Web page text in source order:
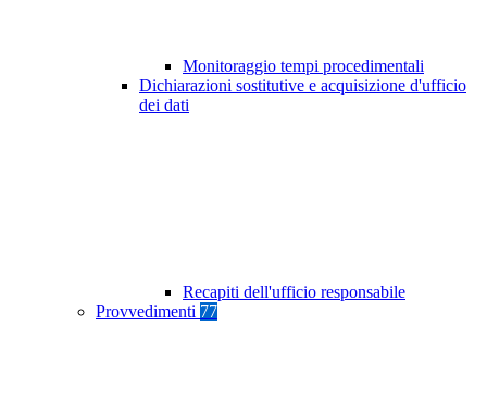
Monitoraggio tempi procedimentali
Dichiarazioni sostitutive e acquisizione d'ufficio
dei dati
Recapiti dell'ufficio responsabile
Provvedimenti 77